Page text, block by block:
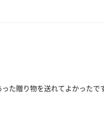
た贈り物を送れてよかったで